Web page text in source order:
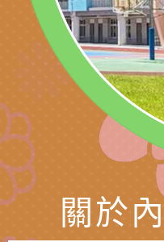
子的人
代的親
實體座
函轉臺
委託辦
摩據
檢送桃
字稿
函轉
(星期
立臺
林區
檢送
術才
章
函轉
安全宣
檢送
關於